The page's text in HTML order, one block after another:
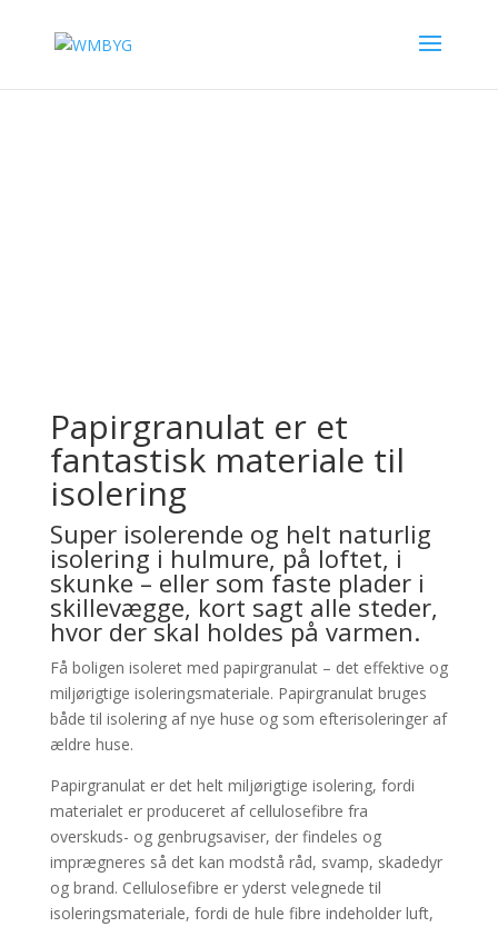
Papirgranulat er et
fantastisk materiale til
isolering
Super isolerende og helt naturlig
isolering i hulmure, på loftet, i
skunke – eller som faste plader i
skillevægge, kort sagt alle steder,
hvor der skal holdes på varmen.
Få boligen isoleret med papirgranulat – det effektive og
miljørigtige isoleringsmateriale. Papirgranulat bruges
både til isolering af nye huse og som efterisoleringer af
ældre huse.
Papirgranulat er det helt miljørigtige isolering, fordi
materialet er produceret af cellulosefibre fra
overskuds- og genbrugsaviser, der findeles og
imprægneres så det kan modstå råd, svamp, skadedyr
og brand. Cellulosefibre er yderst velegnede til
isoleringsmateriale, fordi de hule fibre indeholder luft,